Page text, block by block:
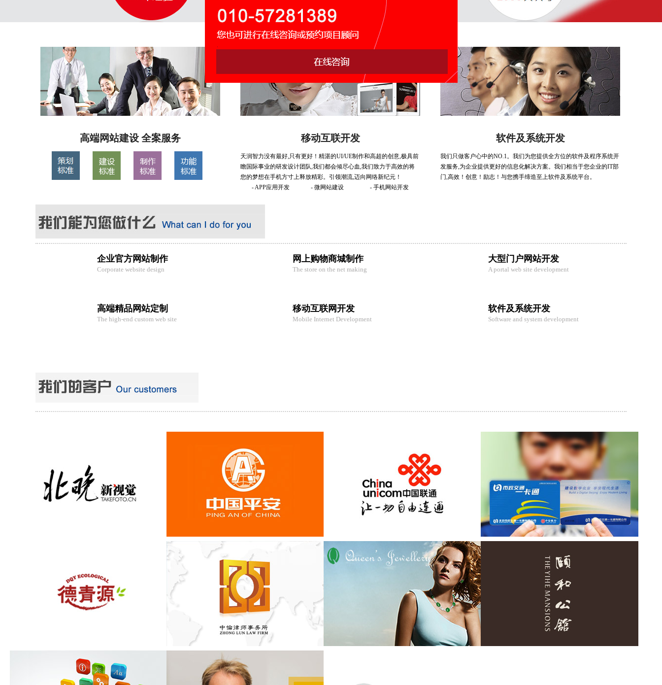
高端网站建设 全案服务 移动互联开发
天润智力没有最好,只有更好！精湛的UI/UE制作和高超的创意,极具前
瞻国际事业的研发设计团队,我们都会倾尽心血,我们致力于高效的将
您的梦想在手机方寸上释放精彩。引领潮流,迈向网络新纪元！
- APP应用开发
- 微网站建设 - 手机网站开发
软件及系统开发
我们只做客户心中的NO.1。我们为您提供全方位的软件及程序系统开
发服务,为企业提供更好的信息化解决方案。我们相当于您企业的IT部
门,高效！创意！励志！与您携手缔造至上软件及系统平台。
企业官方网站制作
Corporate website design
网上购物商城制作
The store on the net making
大型门户网站开发
A portal web site development
高端精品网站定制
The high-end custom web site
移动互联网开发
Mobile Internet Development
软件及系统开发
Software and system development